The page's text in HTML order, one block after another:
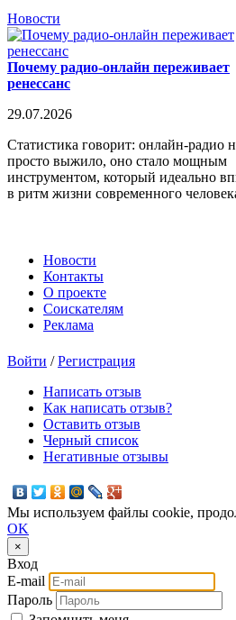
Новости
Почему радио-онлайн переживает
ренессанс
29.07.2026
Статистика говорит: онлайн-радио
просто выжило, оно стало мощным
инструментом, который идеально
в ритм жизни современного
Новости
Контакты
О проекте
Соискателям
Реклама
Войти /Регистрация
Написать отзыв
Как написать отзыв?
Оставить отзыв
Черный список
Негативные отзывы
Мы используем файлы cookie,
OK
×
Вход
E-mail
Пароль